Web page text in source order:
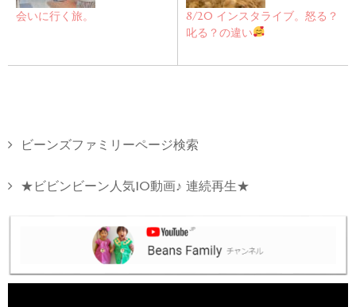
会いに行く旅。
8/20 インスタライブ。怒る？
叱る？の違い
ビーンズファミリーページ検索
★ビビンビーン人気10動画♪ 連続再生★